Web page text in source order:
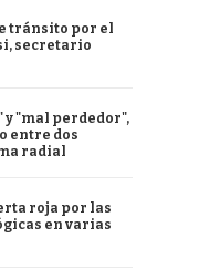
tránsito por el
secretario
y "mal perdedor",
entre dos
radial
roja por las
en varias